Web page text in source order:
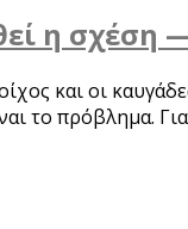
η σχέση
και οι
πρόβλημα.